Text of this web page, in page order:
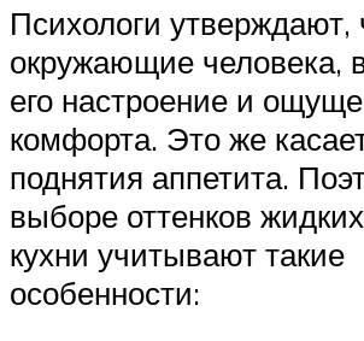
Психологи утверждают,
окружающие человека,
его настроение и
комфорта. Это же
поднятия аппетита.
выборе оттенков
кухни учитывают такие
особенности: